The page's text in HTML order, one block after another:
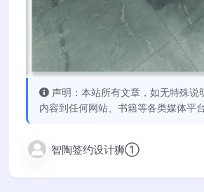
声明：本站所有文章，如无特殊
内容到任何网站、书籍等各类媒体平
智陶签约设计狮①